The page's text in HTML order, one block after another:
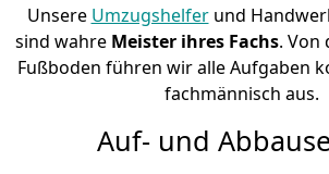
Unsere Umzugshelferund
sind wahre Meister ihres Fachs. Von
Fußboden führen wir alle Aufgaben
fachmännisch aus.
Auf- und